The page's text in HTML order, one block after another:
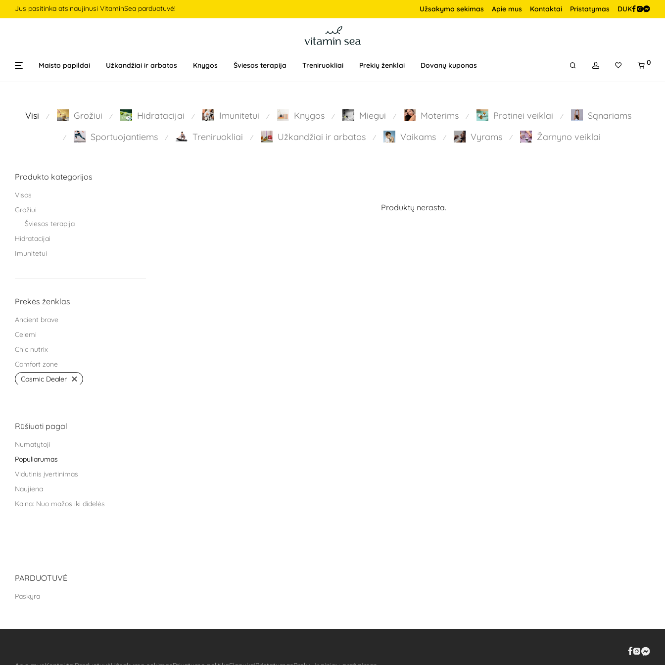
Jus pasitinka atsinaujinusi VitaminSea parduotuvė! Užsakymo sekimas Apie mus Kontaktai Pristatymas DUK
Maisto papildai Užkandžiai ir arbatos Knygos Šviesos terapija Treniruokliai Prekių ženklai Dovanų kuponas 0
Visi ⁄ Grožiui ⁄ Hidratacijai ⁄ Imunitetui ⁄ Knygos ⁄ Miegui ⁄ Moterims ⁄ Protinei veiklai ⁄ Sąnariams
⁄ Sportuojantiems ⁄ Treniruokliai ⁄ Užkandžiai ir arbatos ⁄ Vaikams ⁄ Vyrams ⁄ Žarnyno veiklai
Produkto kategorijos
Visos
Grožiui
Šviesos terapija
Hidratacijai
Imunitetui
Moterims
Užkandžiai ir arbatos
Vaikams
Prekės ženklas
Ancient brave
Celemi
Chic nutrix
Comfort zone
Cosmic Dealer
Kingsmith
The School of Life
VitaLibro
Well you
Rūšiuoti pagal
Numatytoji
Populiarumas
Vidutinis įvertinimas
Naujiena
Kaina: Nuo mažos iki didelės
Produktų nerasta.
PARDUOTUVĖ
Paskyra